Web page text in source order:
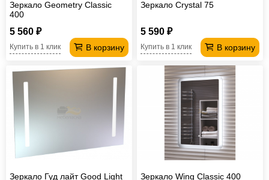
Зеркало Geometry Classic
400
5 560 ₽
В корзину
Купить в 1 клик
Зеркало Crystal 75
5 590 ₽
В корзину
Купить в 1 клик
Зеркало Гуд лайт Good Light Зеркало Wing Classic 400